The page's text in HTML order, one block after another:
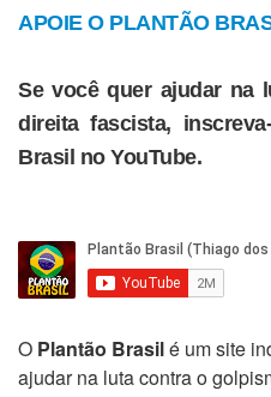
APOIE O PLANTÃO
Se você quer ajudar na
direita fascista,
Brasil no YouTube.
O Plantão Brasilé um site
ajudar na luta contra o